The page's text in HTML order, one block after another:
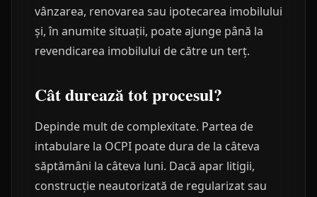
vânzarea, renovarea sau ipotecarea imobilului
și, în anumite situații, poate ajunge până la
revendicarea imobilului de către un terț.
Cât durează tot procesul?
Depinde mult de complexitate. Partea de
intabulare la OCPI poate dura de la câteva
săptămâni la câteva luni. Dacă apar litigii,
construcție neautorizată de regularizat sau